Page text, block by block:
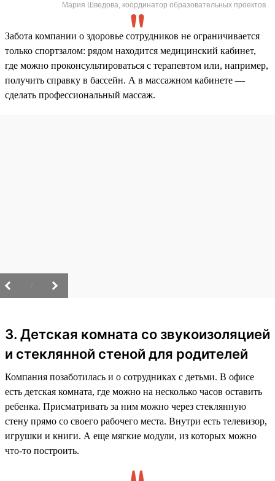
Мария Шведова, координатор образовательных проектов
Забота компании о здоровье сотрудников не ограничивается
только спортзалом: рядом находится медицинский кабинет,
где можно проконсультироваться с терапевтом или, например,
получить справку в бассейн. А в массажном кабинете —
сделать профессиональный массаж.
3. Детская комната со звукоизоляцией
и стеклянной стеной для родителей
Компания позаботилась и о сотрудниках с детьми. В офисе
есть детская комната, где можно на несколько часов оставить
ребенка. Присматривать за ним можно через стеклянную
стену прямо со своего рабочего места. Внутри есть телевизор,
игрушки и книги. А еще мягкие модули, из которых можно
что-то построить.